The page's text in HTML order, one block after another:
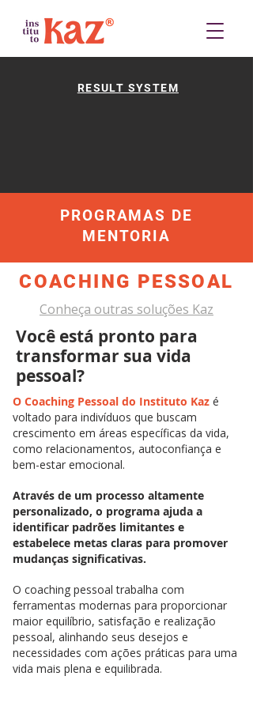
RESULT SYSTEM
PROGRAMAS DE
MENTORIA
COACHING PESSOAL
Conheça outras soluções Kaz
Você está pronto para
transformar sua vida
pessoal?
O Coaching Pessoal do Instituto Kaz é
voltado para indivíduos que buscam
crescimento em áreas específicas da vida,
como relacionamentos, autoconfiança e
bem-estar emocional.
Através de um processo altamente
personalizado, o programa ajuda a
identificar padrões limitantes e
estabelece metas claras para promover
mudanças significativas.
O coaching pessoal trabalha com
ferramentas modernas para proporcionar
maior equilíbrio, satisfação e realização
pessoal, alinhando seus desejos e
necessidades com ações práticas para uma
vida mais plena e equilibrada.